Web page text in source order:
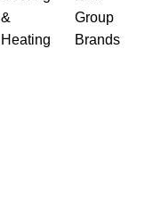
&
Heating
Group
Brands